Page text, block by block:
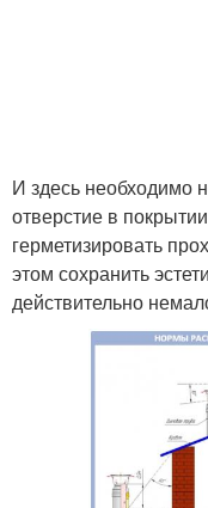
И здесь необходимо
отверстие в
герметизировать
этом сохранить
действительно